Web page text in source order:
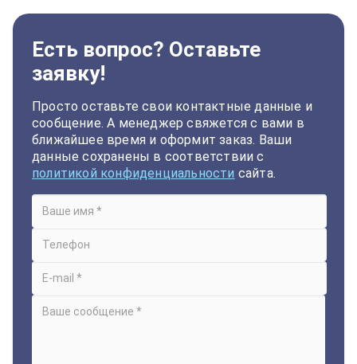
Есть вопрос? Оставьте
заявку!
Просто оставьте свои контактные данные и
сообщение. А менеджер свяжется с вами в
ближайшее время и оформит заказ. Ваши
данные сохранены в соответствии с
политикой конфиденциальности сайта.